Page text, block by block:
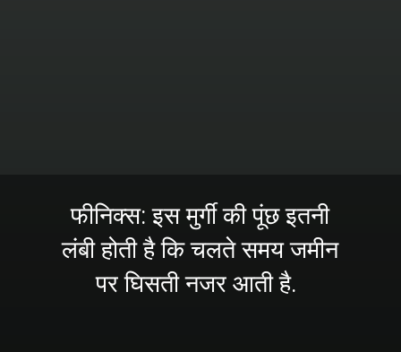
फीनिक्स: इस मुर्गी की पूंछ इतनी
लंबी होती है कि चलते समय जमीन
पर घिसती नजर आती है.